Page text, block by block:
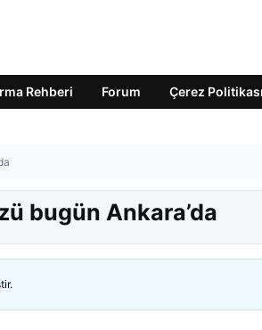
Rehberi Forum Çerez Politikası
bugün Ankara’da